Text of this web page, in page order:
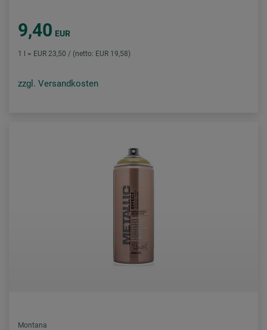
9,40 EUR
1 l = EUR 23,50 / (netto: EUR 19,58)
zzgl. Versandkosten
Montana